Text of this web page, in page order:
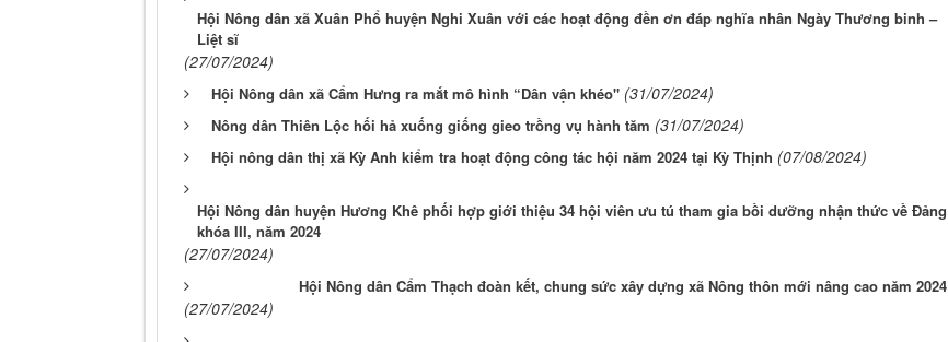
Hội Nông dân xã Xuân Phổ huyện Nghi Xuân với các hoạt động đền ơn đáp nghĩa nhân Ngày Thương binh –
Liệt sĩ
(27/07/2024)
Hội Nông dân xã Cẩm Hưng ra mắt mô hình “Dân vận khéo" (31/07/2024)
Nông dân Thiên Lộc hối hả xuống giống gieo trồng vụ hành tăm (31/07/2024)
Hội nông dân thị xã Kỳ Anh kiểm tra hoạt động công tác hội năm 2024 tại Kỳ Thịnh (07/08/2024)
Hội Nông dân huyện Hương Khê phối hợp giới thiệu 34 hội viên ưu tú tham gia bồi dưỡng nhận thức về Đảng
khóa III, năm 2024
(27/07/2024)
Hội Nông dân Cẩm Thạch đoàn kết, chung sức xây dựng xã Nông thôn mới nâng cao năm 2024
(27/07/2024)